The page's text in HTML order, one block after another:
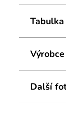
Výrobce
Další